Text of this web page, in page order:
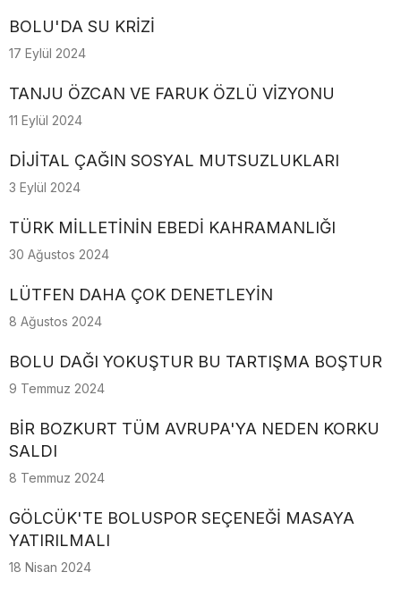
BOLU'DA SU KRİZİ
17 Eylül 2024
TANJU ÖZCAN VE FARUK ÖZLÜ VİZYONU
11 Eylül 2024
DİJİTAL ÇAĞIN SOSYAL MUTSUZLUKLARI
3 Eylül 2024
TÜRK MİLLETİNİN EBEDİ KAHRAMANLIĞI
30 Ağustos 2024
LÜTFEN DAHA ÇOK DENETLEYİN
8 Ağustos 2024
BOLU DAĞI YOKUŞTUR BU TARTIŞMA BOŞTUR
9 Temmuz 2024
BİR BOZKURT TÜM AVRUPA'YA NEDEN KORKU
SALDI
8 Temmuz 2024
GÖLCÜK'TE BOLUSPOR SEÇENEĞİ MASAYA
YATIRILMALI
18 Nisan 2024